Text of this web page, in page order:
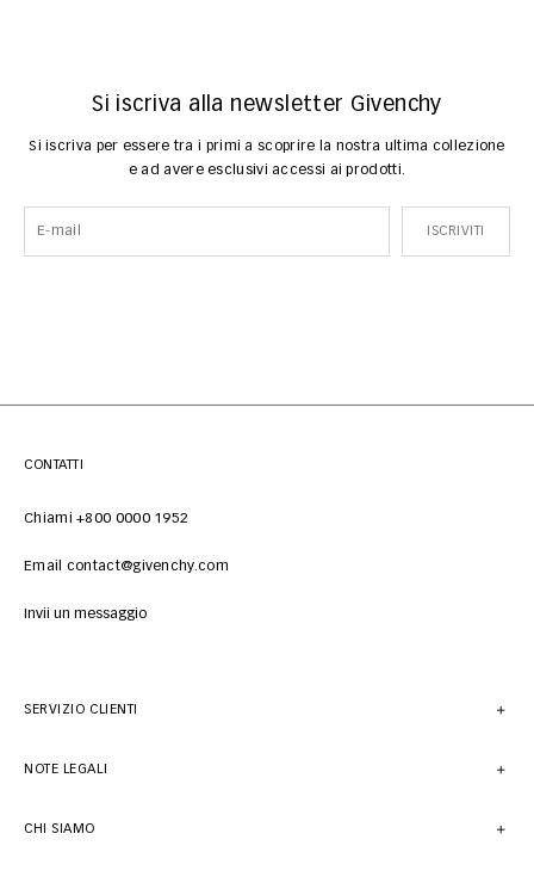
Si iscriva alla newsletter Givenchy
Si iscriva per essere tra i primi a scoprire la nostra ultima collezione
e ad avere esclusivi accessi ai prodotti.
ISCRIVITI
CONTATTI
Chiami +800 0000 1952
Email contact@givenchy.com
Invii un messaggio
SERVIZIO CLIENTI
NOTE LEGALI
CHI SIAMO